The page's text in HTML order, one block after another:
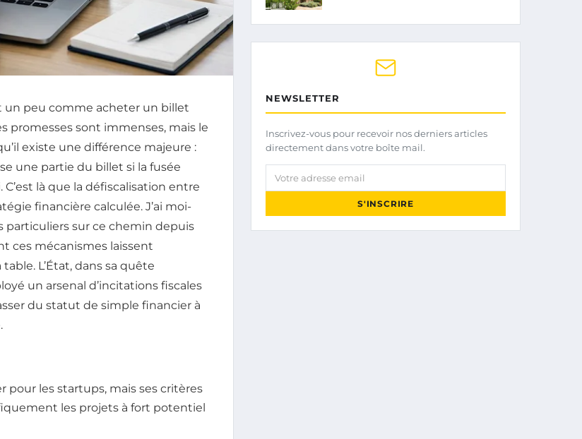
un peu comme acheter un billet
promesses sont immenses, mais le
existe une différence majeure :
une partie du billet si la fusée
là que la défiscalisation entre
financière calculée. J’ai moi-
particuliers sur ce chemin depuis
ces mécanismes laissent
L’État, dans sa quête
un arsenal d’incitations fiscales
du statut de simple financier à
pour les startups, mais ses critères
les projets à fort potentiel
NEWSLETTER
Inscrivez-vous pour recevoir nos derniers articles
directement dans votre boîte mail.
Votre adresse email
S'INSCRIRE